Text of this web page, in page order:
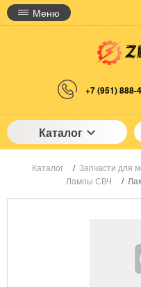
Меню
+7 (951) 888-
Каталог
Каталог / Запчасти для
Лампы СВЧ
/